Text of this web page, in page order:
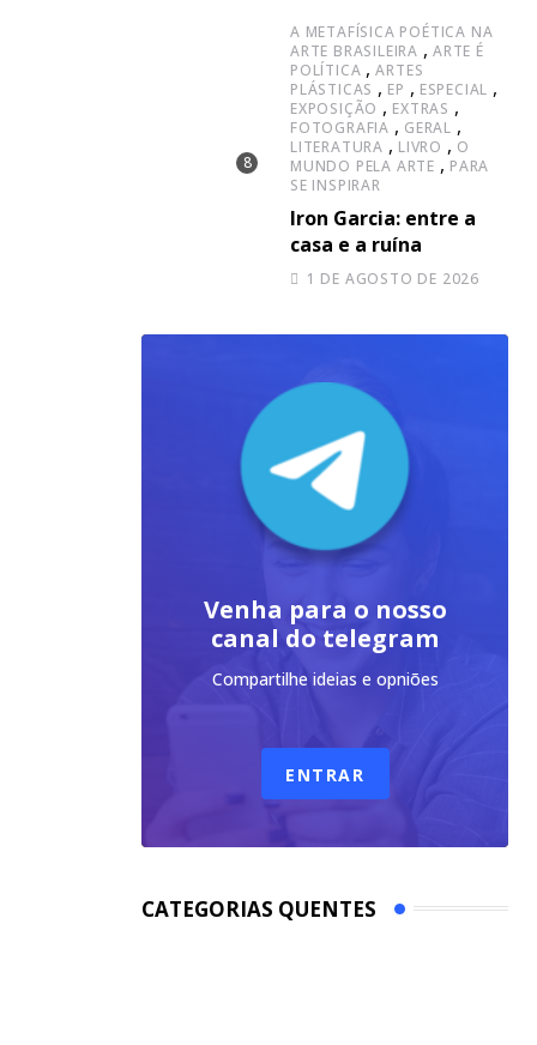
A METAFÍSICA POÉTICA NA
ARTE BRASILEIRA ,ARTE É
POLÍTICA ,ARTES
PLÁSTICAS , EP , ESPECIAL ,
EXPOSIÇÃO , EXTRAS ,
FOTOGRAFIA , GERAL ,
LITERATURA , LIVRO , O
MUNDO PELA ARTE , PARA
SE INSPIRAR
Iron Garcia: entre a
casa e a ruína
1 DE AGOSTO DE 2026
Venha para o nosso
canal do telegram
Compartilhe ideias e opniões
ENTRAR
CATEGORIAS QUENTES